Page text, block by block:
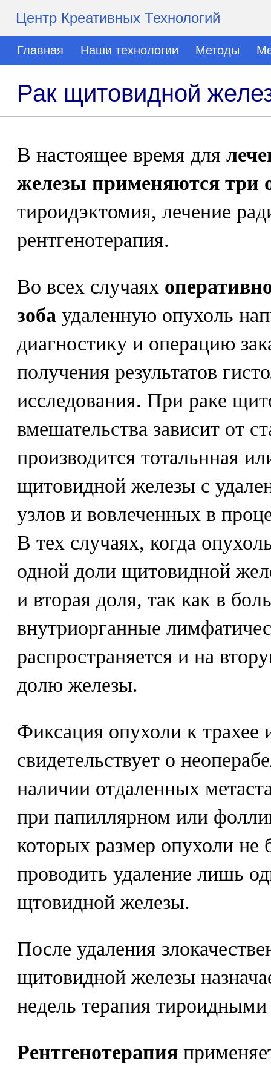
Центр Креативных Технологий
Главная Наши технологии Методы
Рак щитовидной
В настоящее время для
железы применяются три
тироидэктомия, лечение
рентгенотерапия.
Во всех случаях
зоба удаленную опухоль
диагностику и операцию
получения результатов
исследования. При раке
вмешательства зависит от
производится тотальнная
щитовидной железы с
узлов и вовлеченных в
В тех случаях, когда
одной доли щитовидной
и вторая доля, так как в
внутриорганные
распространяется и на
долю железы.
Фиксация опухоли к трахее
свидетельствует о
наличии отдаленных
при папиллярном или
которых размер опухоли не
проводить удаление лишь
щтовидной железы.
После удаления
щитовидной железы
недель терапия
Рентгенотерапия